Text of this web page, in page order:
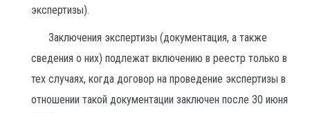
экспертизы).
Заключения экспертизы (документация, а также
сведения о них) подлежат включению в реестр только в
тех случаях, когда договор на проведение экспертизы в
отношении такой документации заключен после 30 июня